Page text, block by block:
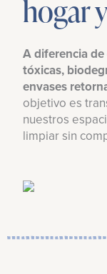
hogar
A diferencia
tóxicas,
envases
objetivo es
nuestros
limpiar sin